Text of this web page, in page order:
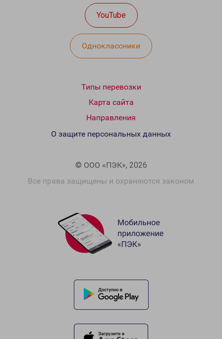
YouTube
Одноклассники
Типы перевозки
Карта сайта
Направления
© ООО «ПЭК», 2026
Все права защищены и охраняются законом
О защите персональных данных